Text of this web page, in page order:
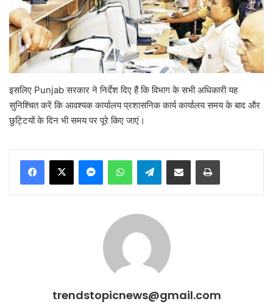
इसलिए Punjab सरकार ने निर्देश दिए हैं कि विभाग के सभी अधिकारी यह
सुनिश्चित करें कि आवश्यक कार्यालय प्रशासनिक कार्य कार्यालय समय के बाद और
छुट्टियों के दिन भी समय पर पूरे किए जाएं।
MessengerWhatsAppTelegramShare via Email Print
trendstopicnews@gmail.com